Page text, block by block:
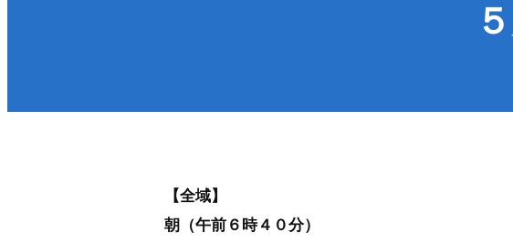
【全域】
朝（午前６時４０分）